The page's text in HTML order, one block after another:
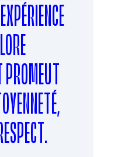
Calendrier Google